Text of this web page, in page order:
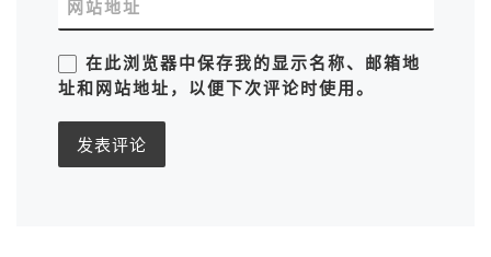
网站地址
在此浏览器中保存我的显示名称、邮箱地
址和网站地址，以便下次评论时使用。